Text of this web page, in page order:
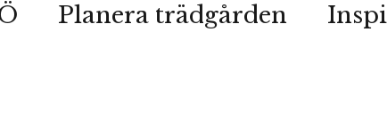
Planera trädgården